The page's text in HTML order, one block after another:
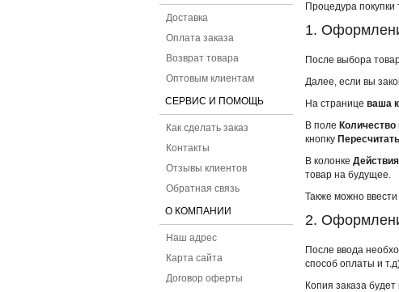
Доставка
Оплата заказа
Возврат товара
Оптовым клиентам
СЕРВИС И ПОМОЩЬ
Как сделать заказ
Контакты
Отзывы клиентов
Обратная связь
О КОМПАНИИ
Наш адрес
Карта сайта
Договор оферты
Процедура
1.
После выбора
Далее, если вы
На странице ваша
В поле Количество
кнопку Пересчитать
В колонке Действия
товар на будущее.
Также можно
2.
После ввода
способ оплаты и
Копия заказа